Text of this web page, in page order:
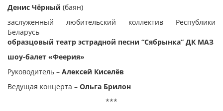
Денис Чёрный (баян)
заслуженный любительский коллектив Республики
Беларусь
образцовый театр эстрадной песни “Сябрынка” ДК МАЗ
шоу-балет «Феерия»
Руководитель – Алексей Киселёв
Ведущая концерта – Ольга Брилон
***